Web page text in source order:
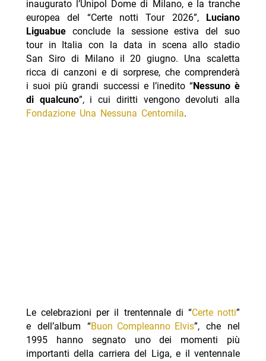
inaugurato l’Unipol Dome di Milano, e la tranche
europea del “Certe notti Tour 2026”,
Luciano
Liguabueconclude la sessione estiva del suo
tour in Italia con la data in scena allo stadio
San Siro di Milano il 20 giugno. Una scaletta
ricca di canzoni e di sorprese, che comprenderà
i suoi più grandi successi e l’inedito “Nessuno è
di qualcuno”, i cui diritti vengono devoluti alla
Fondazione Una Nessuna Centomila.
Le celebrazioni per il trentennale di “Certe notti”
e dell’album “Buon Compleanno Elvis”, che nel
1995 hanno segnato uno dei momenti più
importanti della carriera del Liga, e il ventennale